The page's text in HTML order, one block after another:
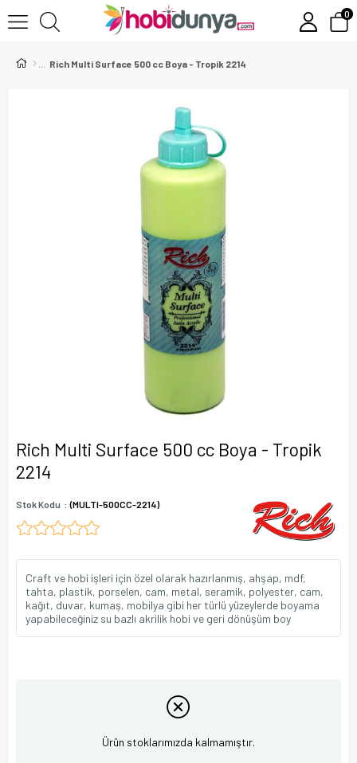
0
Rich Multi Surface 500 cc Boya - Tropik 2214
Rich Multi Surface 500 cc Boya - Tropik
2214
Stok Kodu (MULTI-500CC-2214)
Craft ve hobi işleri için özel olarak hazırlanmış, ahşap, mdf,
tahta, plastik, porselen, cam, metal, seramik, polyester, cam,
kağıt, duvar, kumaş, mobilya gibi her türlü yüzeylerde boyama
yapabileceğiniz su bazlı akrilik hobi ve geri dönüşüm boy
Ürün stoklarımızda kalmamıştır.